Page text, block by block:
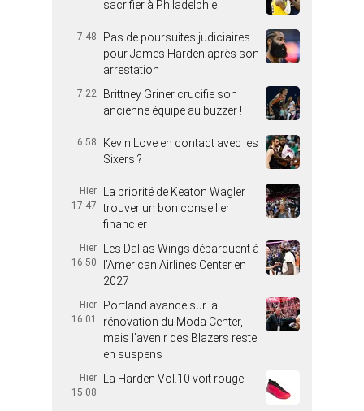
sacrifier à Philadelphie
7:48
Pas de poursuites judiciaires
pour James Harden après son
arrestation
7:22
Brittney Griner crucifie son
ancienne équipe au buzzer !
6:58
Kevin Love en contact avec les
Sixers ?
Hier
17:47
La priorité de Keaton Wagler :
trouver un bon conseiller
financier
Hier
16:50
Les Dallas Wings débarquent à
l’American Airlines Center en
2027
Hier
16:01
Portland avance sur la
rénovation du Moda Center,
mais l’avenir des Blazers reste
en suspens
Hier
15:08
La Harden Vol.10 voit rouge